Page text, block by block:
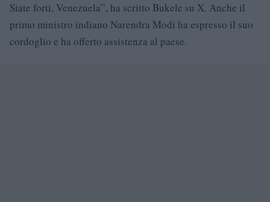
Siate forti, Venezuela”, ha scritto Bukele su X. Anche il
primo ministro indiano Narendra Modi ha espresso il suo
cordoglio e ha offerto assistenza al paese.